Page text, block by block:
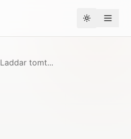
Toggle theme
Laddar tomt...